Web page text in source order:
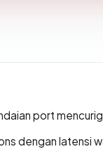
port
dengan latensi